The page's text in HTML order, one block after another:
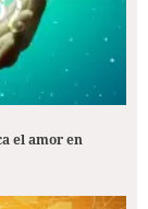
el amor en